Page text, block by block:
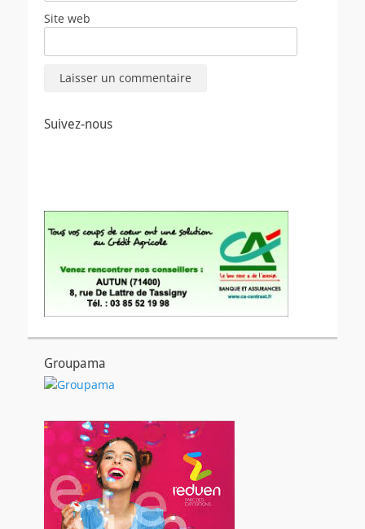
Site web
Suivez-nous
Groupama